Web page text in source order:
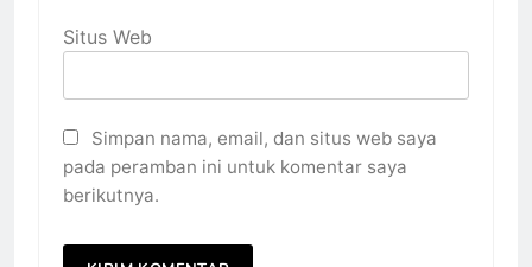
Situs Web
Simpan nama, email, dan situs web saya
pada peramban ini untuk komentar saya
berikutnya.